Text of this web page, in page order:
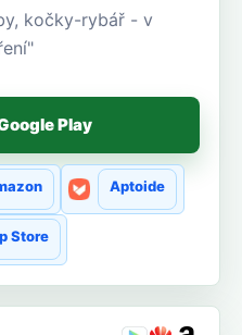
kočky-rybář - v
Play
Aptoide
Store